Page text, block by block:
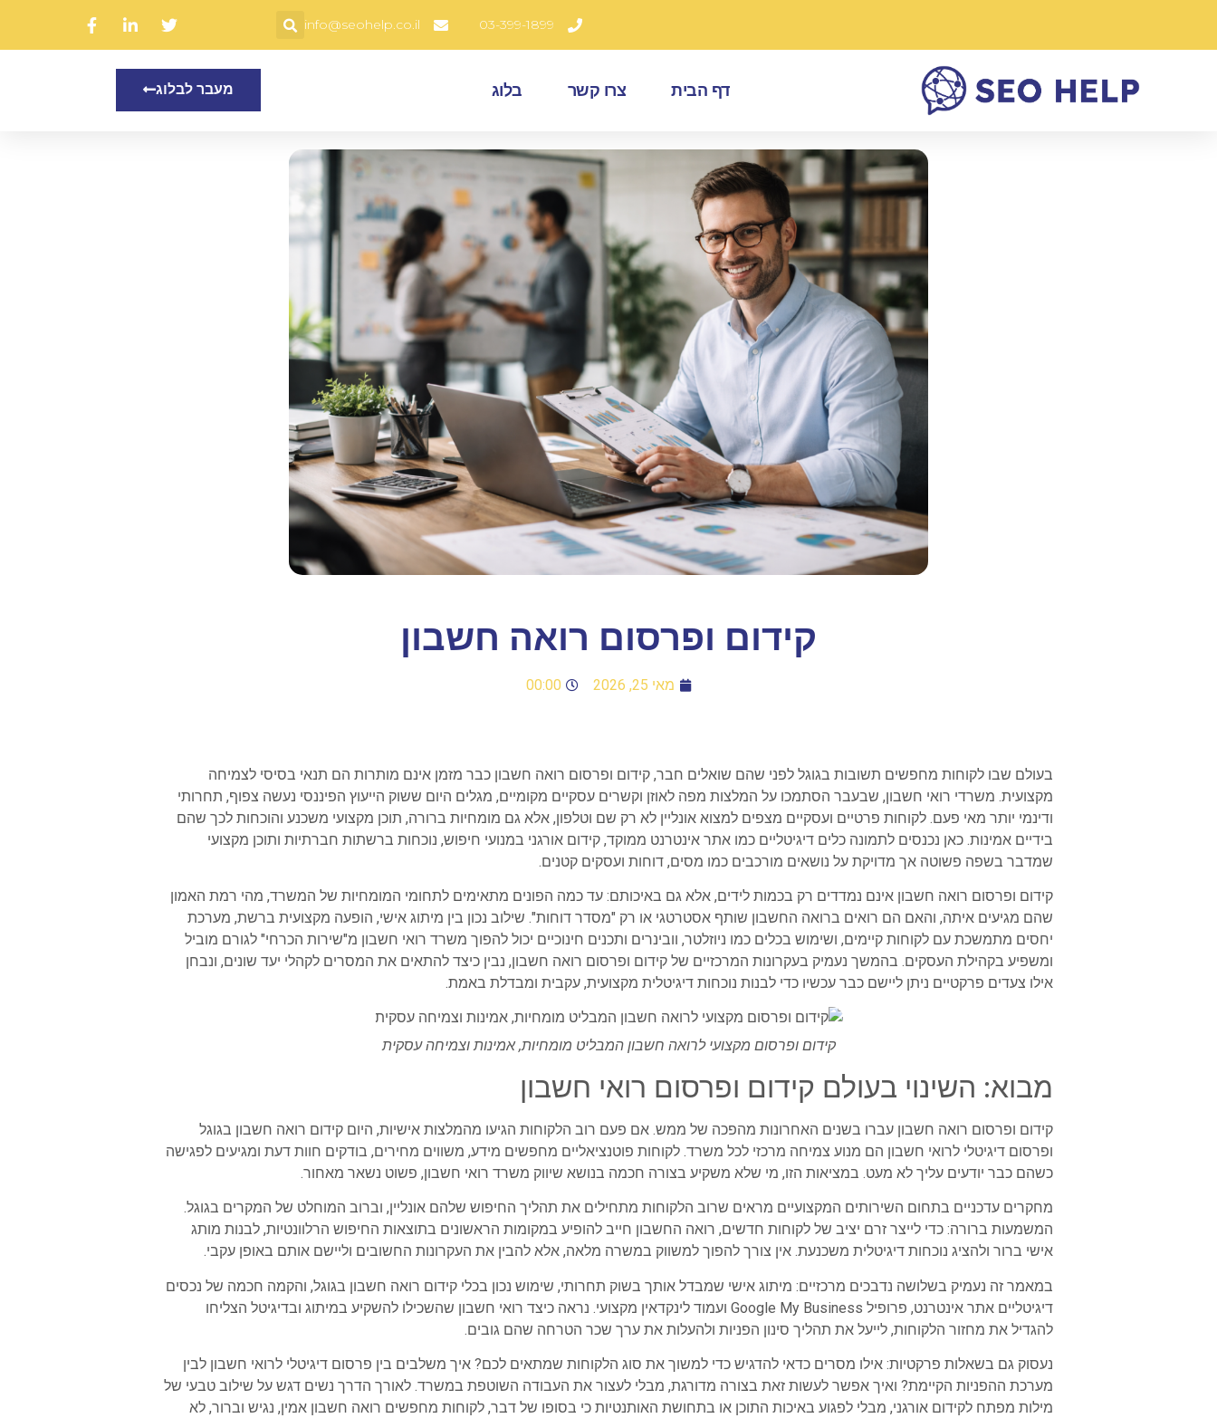
03-399-1899
info@seohelp.co.il
דף הבית צרו קשר בלוג מעבר לבלוג
קידום ופרסום רואה חשבון
מאי 25, 2026 00:00
בעולם שבו לקוחות מחפשים תשובות בגוגל לפני שהם שואלים חבר, קידום ופרסום רואה חשבון כבר מזמן אינם מותרות הם תנאי בסיסי לצמיחה
מקצועית. משרדי רואי חשבון, שבעבר הסתמכו על המלצות מפה לאוזן וקשרים עסקיים מקומיים, מגלים היום ששוק הייעוץ הפיננסי נעשה צפוף, תחרותי
ודינמי יותר מאי פעם. לקוחות פרטיים ועסקיים מצפים למצוא אונליין לא רק שם וטלפון, אלא גם מומחיות ברורה, תוכן מקצועי משכנע והוכחות לכך שהם
בידיים אמינות. כאן נכנסים לתמונה כלים דיגיטליים כמו אתר אינטרנט ממוקד, קידום אורגני במנועי חיפוש, נוכחות ברשתות חברתיות ותוכן מקצועי
שמדבר בשפה פשוטה אך מדויקת על נושאים מורכבים כמו מסים, דוחות ועסקים קטנים.
קידום ופרסום רואה חשבון אינם נמדדים רק בכמות לידים, אלא גם באיכותם: עד כמה הפונים מתאימים לתחומי המומחיות של המשרד, מהי רמת האמון
שהם מגיעים איתה, והאם הם רואים ברואה החשבון שותף אסטרטגי או רק "מסדר דוחות". שילוב נכון בין מיתוג אישי, הופעה מקצועית ברשת, מערכת
יחסים מתמשכת עם לקוחות קיימים, ושימוש בכלים כמו ניוזלטר, וובינרים ותכנים חינוכיים יכול להפוך משרד רואי חשבון מ"שירות הכרחי" לגורם מוביל
ומשפיע בקהילת העסקים. בהמשך נעמיק בעקרונות המרכזיים של קידום ופרסום רואה חשבון, נבין כיצד להתאים את המסרים לקהלי יעד שונים, ונבחן
אילו צעדים פרקטיים ניתן ליישם כבר עכשיו כדי לבנות נוכחות דיגיטלית מקצועית, עקבית ומבדלת באמת.
קידום ופרסום מקצועי לרואה חשבון המבליט מומחיות, אמינות וצמיחה עסקית
מבוא: השינוי בעולם קידום ופרסום רואי חשבון
קידום ופרסום רואה חשבון עברו בשנים האחרונות מהפכה של ממש. אם פעם רוב הלקוחות הגיעו מהמלצות אישיות, היום קידום רואה חשבון בגוגל
ופרסום דיגיטלי לרואי חשבון הם מנוע צמיחה מרכזי לכל משרד. לקוחות פוטנציאליים מחפשים מידע, משווים מחירים, בודקים חוות דעת ומגיעים לפגישה
כשהם כבר יודעים עליך לא מעט. במציאות הזו, מי שלא משקיע בצורה חכמה בנושא שיווק משרד רואי חשבון, פשוט נשאר מאחור.
מחקרים עדכניים בתחום השירותים המקצועיים מראים שרוב הלקוחות מתחילים את תהליך החיפוש שלהם אונליין, וברוב המוחלט של המקרים בגוגל.
המשמעות ברורה: כדי לייצר זרם יציב של לקוחות חדשים, רואה החשבון חייב להופיע במקומות הראשונים בתוצאות החיפוש הרלוונטיות, לבנות מותג
אישי ברור ולהציג נוכחות דיגיטלית משכנעת. אין צורך להפוך למשווק במשרה מלאה, אלא להבין את העקרונות החשובים וליישם אותם באופן עקבי.
במאמר זה נעמיק בשלושה נדבכים מרכזיים: מיתוג אישי שמבדל אותך בשוק תחרותי, שימוש נכון בכלי קידום רואה חשבון בגוגל, והקמה חכמה של נכסים
דיגיטליים אתר אינטרנט, פרופיל Google My Business ועמוד לינקדאין מקצועי. נראה כיצד רואי חשבון שהשכילו להשקיע במיתוג ובדיגיטל הצליחו
להגדיל את מחזור הלקוחות, לייעל את תהליך סינון הפניות ולהעלות את ערך שכר הטרחה שהם גובים.
נעסוק גם בשאלות פרקטיות: אילו מסרים כדאי להדגיש כדי למשוך את סוג הלקוחות שמתאים לכם? איך משלבים בין פרסום דיגיטלי לרואי חשבון לבין
מערכת ההפניות הקיימת? ואיך אפשר לעשות זאת בצורה מדורגת, מבלי לעצור את העבודה השוטפת במשרד. לאורך הדרך נשים דגש על שילוב טבעי של
מילות מפתח לקידום אורגני, מבלי לפגוע באיכות התוכן או בתחושת האותנטיות כי בסופו של דבר, לקוחות מחפשים רואה חשבון אמין, נגיש וברור, לא